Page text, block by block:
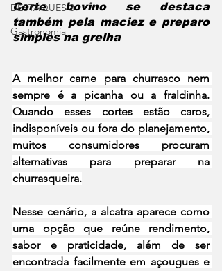
DESTAQUES 3
Gastronomia
Corte bovino se destaca
também pela maciez e preparo
simples na grelha
A melhor carne para churrasco nem
sempre é a picanha ou a fraldinha.
Quando esses cortes estão caros,
indisponíveis ou fora do planejamento,
muitos consumidores procuram
alternativas para preparar na
churrasqueira.
Nesse cenário, a alcatra aparece como
uma opção que reúne rendimento,
sabor e praticidade, além de ser
encontrada facilmente em açougues e